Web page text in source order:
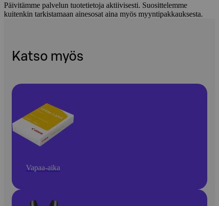
Päivitämme palvelun tuotetietoja aktiivisesti. Suosittelemme
kuitenkin tarkistamaan ainesosat aina myös myyntipakkauksesta.
Katso myös
Vapaa-aika